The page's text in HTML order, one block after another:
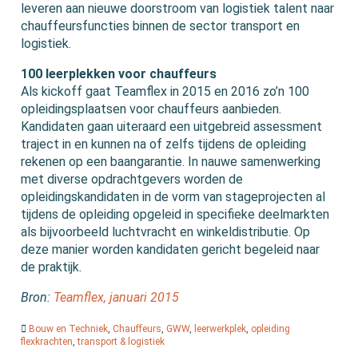
leveren aan nieuwe doorstroom van logistiek talent naar
chauffeursfuncties binnen de sector transport en
logistiek.
100 leerplekken voor chauffeurs
Als kickoff gaat Teamflex in 2015 en 2016 zo’n 100
opleidingsplaatsen voor chauffeurs aanbieden.
Kandidaten gaan uiteraard een uitgebreid assessment
traject in en kunnen na of zelfs tijdens de opleiding
rekenen op een baangarantie. In nauwe samenwerking
met diverse opdrachtgevers worden de
opleidingskandidaten in de vorm van stageprojecten al
tijdens de opleiding opgeleid in specifieke deelmarkten
als bijvoorbeeld luchtvracht en winkeldistributie. Op
deze manier worden kandidaten gericht begeleid naar
de praktijk.
Bron: Teamflex, januari 2015
Bouw en Techniek,Chauffeurs,GWW, leerwerkplek, opleiding
flexkrachten,transport & logistiek